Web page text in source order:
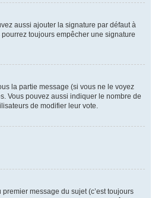
aussi ajouter la signature par défaut à
pourrez toujours empêcher une signature
la partie message (si vous ne le voyez
Vous pouvez aussi indiquer le nombre de
de modifier leur vote.
message du sujet (c’est toujours